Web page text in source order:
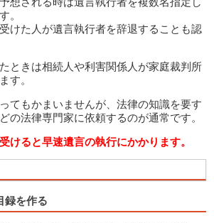
。
けた人が遺言執行者を辞退することも認
ときは相続人や利害関係人が家庭裁判所
す。
てもかまいませんが、法律の知識を要す
の法律専門家に依頼するのが通常です。
けると早速遺言の執行にかかります。
録を作る